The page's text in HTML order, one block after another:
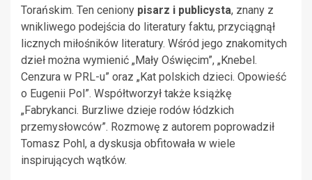
Torańskim. Ten ceniony pisarz i publicysta, znany z
wnikliwego podejścia do literatury faktu, przyciągnął
licznych miłośników literatury. Wśród jego znakomitych
dzieł można wymienić „Mały Oświęcim”, „Knebel.
Cenzura w PRL-u” oraz „Kat polskich dzieci. Opowieść
o Eugenii Pol”. Współtworzył także książkę
„Fabrykanci. Burzliwe dzieje rodów łódzkich
przemysłowców”. Rozmowę z autorem poprowadził
Tomasz Pohl, a dyskusja obfitowała w wiele
inspirujących wątków.